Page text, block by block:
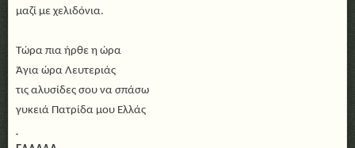
μαζί με χελιδόνια.
Τώρα πια ήρθε η ώρα
Άγια ώρα Λευτεριάς
τις αλυσίδες σου να σπάσω
γυκειά Πατρίδα μου Ελλάς